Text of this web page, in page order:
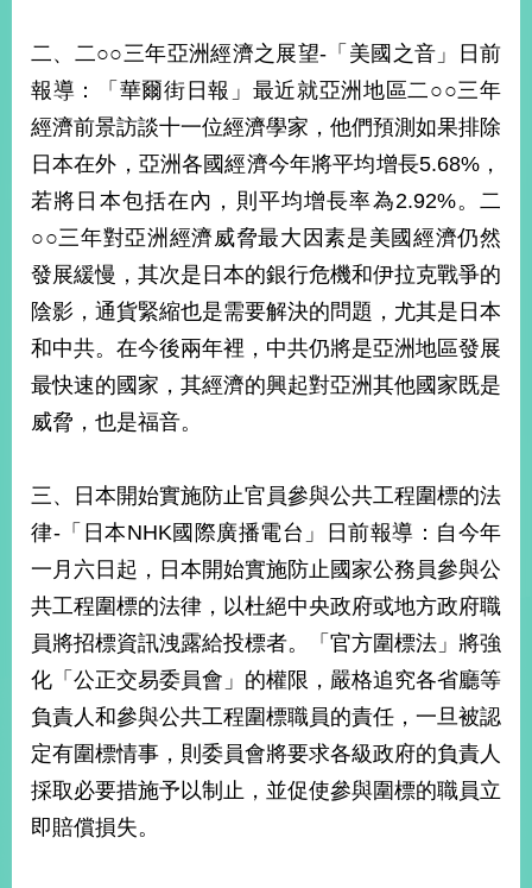
頁
站
導
覽
於
本
新
中
心
交
資
家
與
地
國
際
播
政
府
資
訊
公
二、二○○三年亞洲經濟之展望-「美國之音」日前
報導：「華爾街日報」最近就亞洲地區二○○三年
經濟前景訪談十一位經濟學家，他們預測如果排除
日本在外，亞洲各國經濟今年將平均增長5.68%，
若將日本包括在內，則平均增長率為2.92%。二
○○三年對亞洲經濟威脅最大因素是美國經濟仍然
發展緩慢，其次是日本的銀行危機和伊拉克戰爭的
陰影，通貨緊縮也是需要解決的問題，尤其是日本
和中共。在今後兩年裡，中共仍將是亞洲地區發展
最快速的國家，其經濟的興起對亞洲其他國家既是
威脅，也是福音。
三、日本開始實施防止官員參與公共工程圍標的法
律-「日本NHK國際廣播電台」日前報導：自今年
一月六日起，日本開始實施防止國家公務員參與公
共工程圍標的法律，以杜絕中央政府或地方政府職
員將招標資訊洩露給投標者。「官方圍標法」將強
化「公正交易委員會」的權限，嚴格追究各省廳等
負責人和參與公共工程圍標職員的責任，一旦被認
定有圍標情事，則委員會將要求各級政府的負責人
採取必要措施予以制止，並促使參與圍標的職員立
即賠償損失。